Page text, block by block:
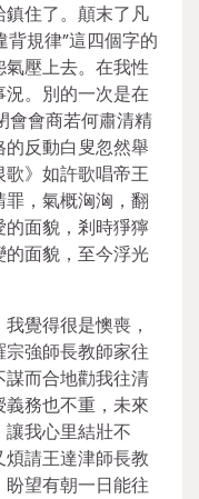
住了。顛末了凡
背規律”這四個字的
壓上去。在我性
。別的一次是在
會會商若何肅清精
反動白叟忽然舉
》如許歌唱帝王
，氣概洶洶，翻
面貌，剎時猙獰
面貌，至今浮光
覺得很是懊喪，
強師長教師家往
而合地勸我往清
務也不重，未來
我心里結壯不
請王達津師長教
望有朝一日能往